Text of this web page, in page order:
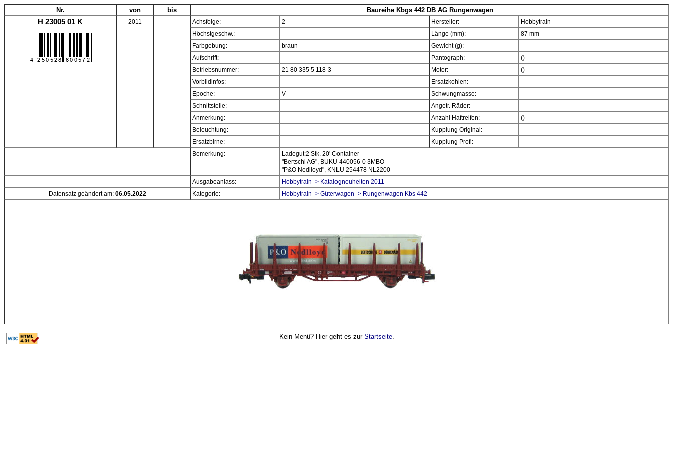
Nr. von bis Baureihe Kbgs 442 DB AG Rungenwagen
H 23005 01 K 2011 Achsfolge: 2 Hersteller:
Hobbytrain
Höchstgeschw.:
Länge (mm):
87 mm
Farbgebung:
braun
Gewicht (g):
Aufschrift:
Pantograph:
()
Betriebsnummer:
21 80 335 5 118-3 Motor:
()
Vorbildinfos:
Ersatzkohlen:
Epoche:
V
Schwungmasse:
Schnittstelle:
Angetr. Räder:
Anmerkung:
Anzahl Haftreifen:
()
Beleuchtung:
Kupplung Original:
Ersatzbirne:
Kupplung Profi:
Bemerkung:
Ladegut:2 Stk. 20' Container
"Bertschi AG", BUKU 440056-0 3MBO
"P&O Nedlloyd", KNLU 254478 NL2200
Ausgabeanlass:
Hobbytrain -> Katalogneuheiten 2011
Datensatz geändert am: 06.05.2022 Kategorie: Hobbytrain -> Güterwagen -> Rungenwagen Kbs 442
Kein Menü? Hier geht es zur Startseite.